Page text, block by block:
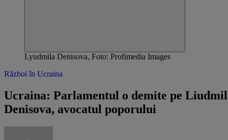
Lyudmila Denisova, Foto: Profimedia Images
Război în Ucraina
Ucraina: Parlamentul o demite pe
Denisova, avocatul poporului